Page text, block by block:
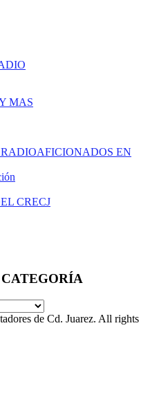
MAS
EN
CRECJ
de Cd. Juarez. All rights